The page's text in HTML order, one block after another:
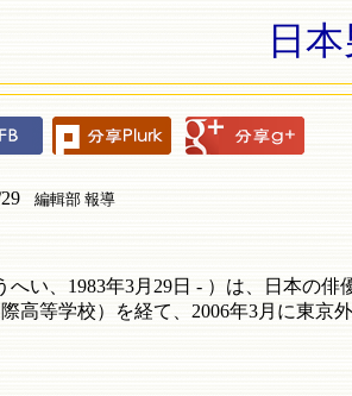
日
29 編輯部 報導
へい、 1983年3月 29日 - ）は、日本の俳
高等学校）を経て、 2006年3月に東京